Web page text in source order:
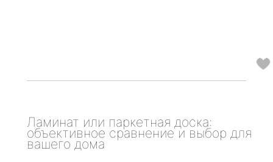
Ламинат или паркетная доска:
объективное сравнение и выбор для
вашего дома